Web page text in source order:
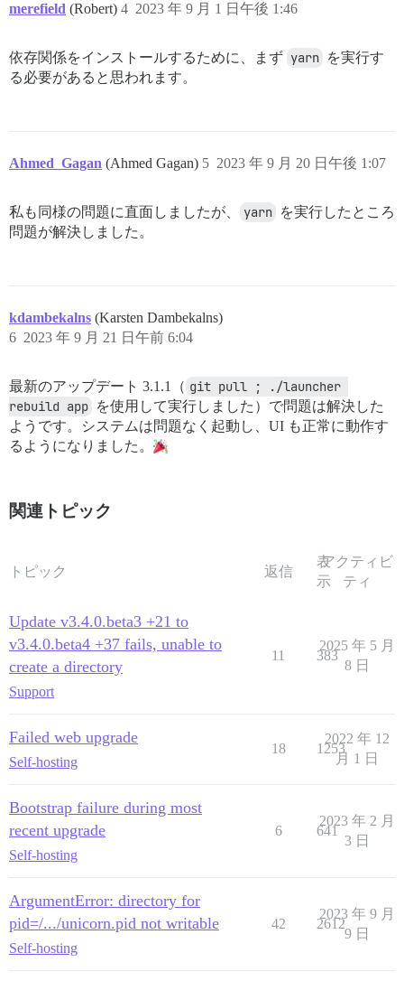
merefield (Robert) 2023 年 9 月 1 日午後 1:46
4
依存関係をインストールするために、まず yarn を実行す
る必要があると思われます。
Ahmed_Gagan (Ahmed Gagan) 2023 年 9 月 20 日午後 1:07
5
私も同様の問題に直面しましたが、 yarn を実行したところ
問題が解決しました。
kdambekalns (Karsten Dambekalns)
2023 年 9 月 21 日午前 6:04
6
最新のアップデート 3.1.1（ git pull ; ./launcher
rebuild app を使用して実行しました）で問題は解決した
ようです。システムは問題なく起動し、UI も正常に動作す
るようになりました。
関連トピック
トピック 返信
表
示
アクティビ
ティ
Update v3.4.0.beta3 +21 to
v3.4.0.beta4 +37 fails, unable to
create a directory
Support
11 383
2025 年 5 月
8 日
Failed web upgrade
Self-hosting
18 1253
2022 年 12
月 1 日
Bootstrap failure during most
recent upgrade
Self-hosting
6 641
2023 年 2 月
3 日
ArgumentError: directory for
pid=/.../unicorn.pid not writable
Self-hosting
42 2612
2023 年 9 月
9 日